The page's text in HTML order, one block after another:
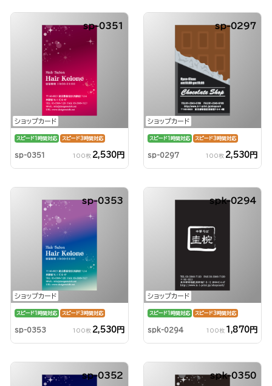
ショップカード
sp-0351
スピード1時間対応 スピード3時間対応
sp-0351 100枚 2,530円
ショップカード
sp-0297
スピード1時間対応 スピード3時間対応
sp-0297 100枚 2,530円
ショップカード
sp-0353
スピード1時間対応 スピード3時間対応
sp-0353 100枚 2,530円
ショップカード
spk-0294
スピード1時間対応 スピード3時間対応
spk-0294 100枚 1,870円
sp-0352 spk-0350